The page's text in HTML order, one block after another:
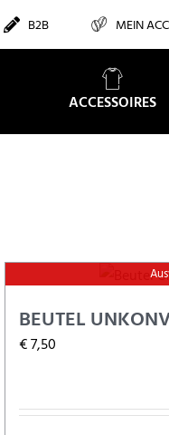
B2B MEIN
ACCESSOIRES
BEUTEL
€7,50